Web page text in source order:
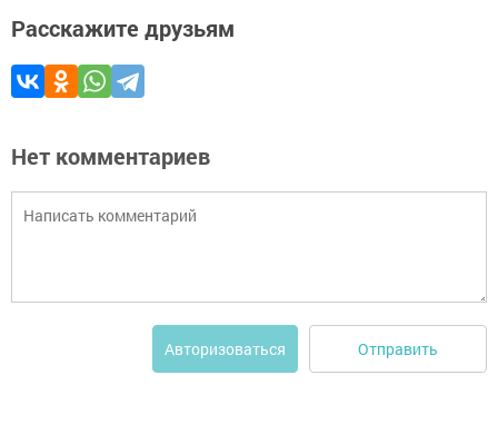
Расскажите друзьям
Нет комментариев
Авторизоваться Отправить